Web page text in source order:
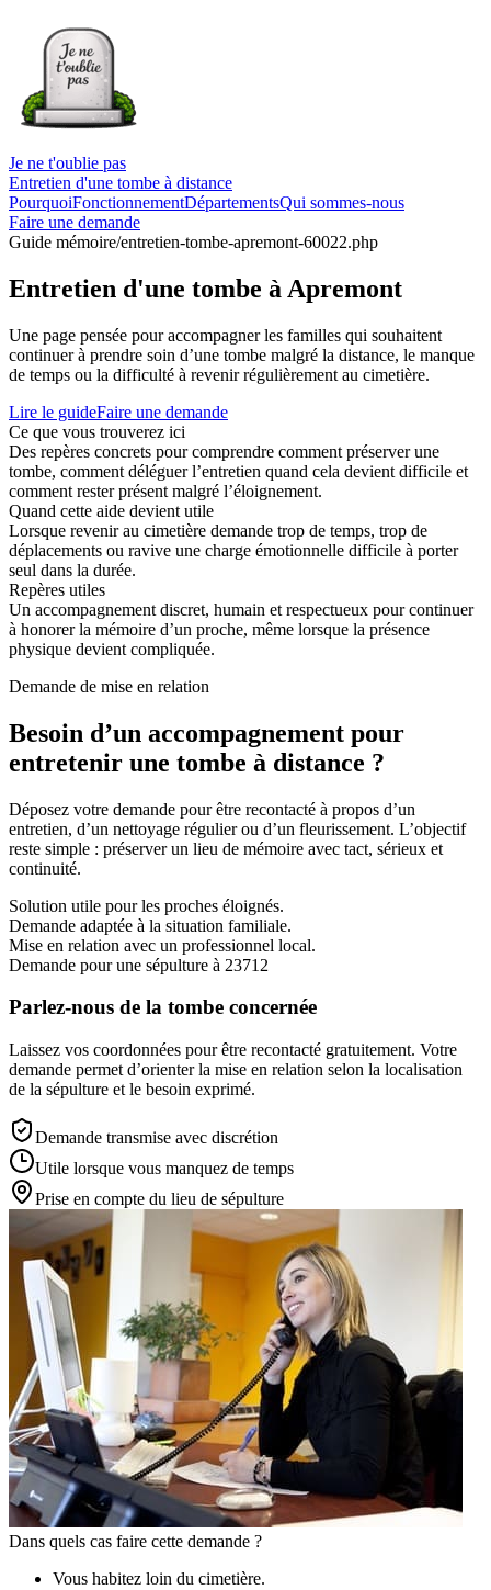
Je ne t'oublie pas
Entretien d'une tombe à distance
PourquoiFonctionnementDépartementsQui sommes-nous
Faire une demande
Guide mémoire/entretien-tombe-apremont-60022.php
Entretien d'une tombe à Apremont
Une page pensée pour accompagner les familles qui souhaitent
continuer à prendre soin d’une tombe malgré la distance, le manque
de temps ou la difficulté à revenir régulièrement au cimetière.
Lire le guideFaire une demande
Ce que vous trouverez ici
Des repères concrets pour comprendre comment préserver une
tombe, comment déléguer l’entretien quand cela devient difficile et
comment rester présent malgré l’éloignement.
Quand cette aide devient utile
Lorsque revenir au cimetière demande trop de temps, trop de
déplacements ou ravive une charge émotionnelle difficile à porter
seul dans la durée.
Repères utiles
Un accompagnement discret, humain et respectueux pour continuer
à honorer la mémoire d’un proche, même lorsque la présence
physique devient compliquée.
Demande de mise en relation
Besoin d’un accompagnement pour
entretenir une tombe à distance ?
Déposez votre demande pour être recontacté à propos d’un
entretien, d’un nettoyage régulier ou d’un fleurissement. L’objectif
reste simple : préserver un lieu de mémoire avec tact, sérieux et
continuité.
Solution utile pour les proches éloignés.
Demande adaptée à la situation familiale.
Mise en relation avec un professionnel local.
Demande pour une sépulture à 23712
Parlez-nous de la tombe concernée
Laissez vos coordonnées pour être recontacté gratuitement. Votre
demande permet d’orienter la mise en relation selon la localisation
de la sépulture et le besoin exprimé.
Demande transmise avec discrétion
Utile lorsque vous manquez de temps
Prise en compte du lieu de sépulture
Dans quels cas faire cette demande ?
Vous habitez loin du cimetière.